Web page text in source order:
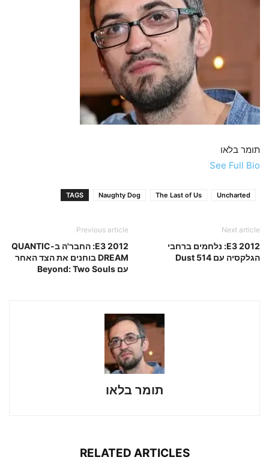
תומר בלאו
See Full Bio
TAGS Naughty Dog The Last of Us Uncharted
Previous article
E3 2012: החבר'ה ב-QUANTIC
DREAM בוחנים את הצד האחר
עם Beyond: Two Souls
Next article
E3 2012: נלחמים ברחבי
הגלקסיה עם Dust 514
תומר בלאו
RELATED ARTICLES